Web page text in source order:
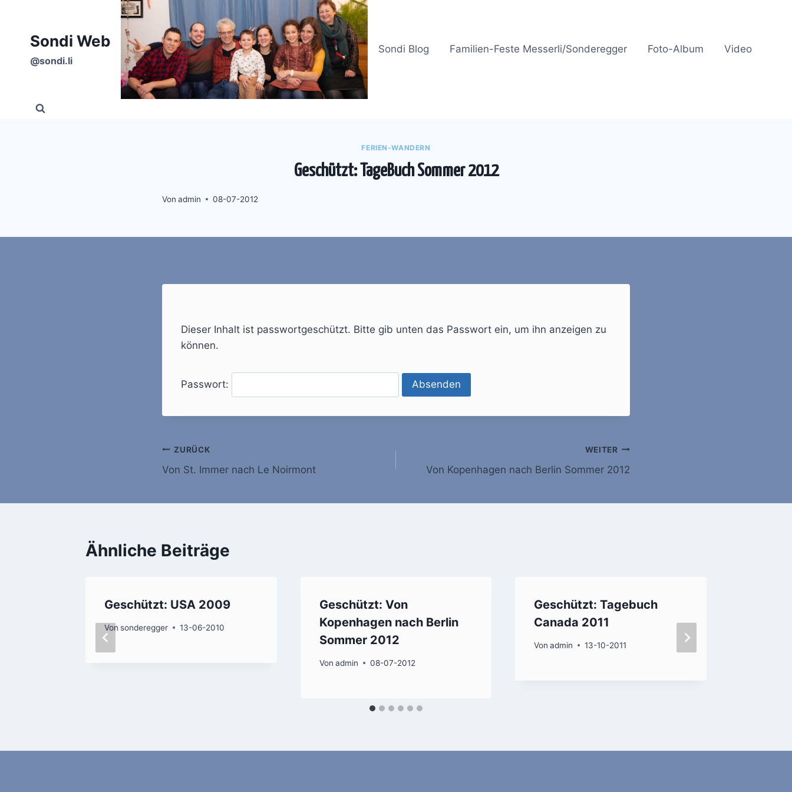
springenSondi Web
@sondi.li
Sondi Blog Familien-Feste Messerli/Sonderegger Foto-Album Video
FERIEN-WANDERN
Geschützt: TageBuch Sommer 2012
Von admin 08-07-2012
Dieser Inhalt ist passwortgeschützt. Bitte gib unten das Passwort ein, um ihn anzeigen zu
können.
Passwort:
Beitragsnavigation
ZURÜCK
Von St. Immer nach Le Noirmont
WEITER
Von Kopenhagen nach Berlin Sommer 2012
Ähnliche Beiträge
Geschützt: USA 2009
Von sonderegger 13-06-2010
Geschützt: Von
Kopenhagen nach Berlin
Sommer 2012
Von admin 08-07-2012
Geschützt: Tagebuch
Canada 2011
Von admin 13-10-2011